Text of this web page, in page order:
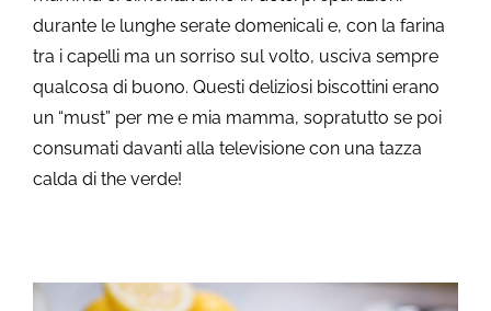
durante le lunghe serate domenicali e, con la farina
tra i capelli ma un sorriso sul volto, usciva sempre
qualcosa di buono. Questi deliziosi biscottini erano
un “must” per me e mia mamma, sopratutto se poi
consumati davanti alla televisione con una tazza
calda di the verde!